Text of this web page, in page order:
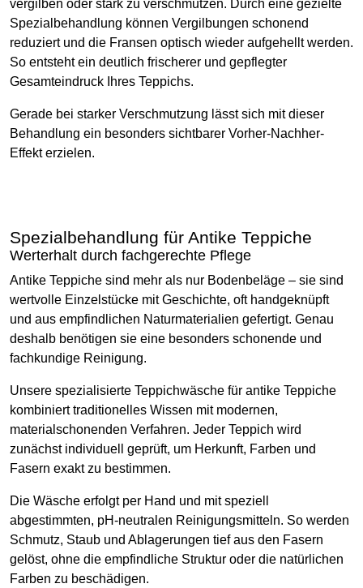
vergilben oder stark zu verschmutzen. Durch eine gezielte
Spezialbehandlung können Vergilbungen schonend
reduziert und die Fransen optisch wieder aufgehellt werden.
So entsteht ein deutlich frischerer und gepflegter
Gesamteindruck Ihres Teppichs.
Gerade bei starker Verschmutzung lässt sich mit dieser
Behandlung ein besonders sichtbarer Vorher-Nachher-
Effekt erzielen.
Spezialbehandlung für Antike Teppiche
Werterhalt durch fachgerechte Pflege
Antike Teppiche sind mehr als nur Bodenbeläge – sie sind
wertvolle Einzelstücke mit Geschichte, oft handgeknüpft
und aus empfindlichen Naturmaterialien gefertigt. Genau
deshalb benötigen sie eine besonders schonende und
fachkundige Reinigung.
Unsere spezialisierte Teppichwäsche für antike Teppiche
kombiniert traditionelles Wissen mit modernen,
materialschonenden Verfahren. Jeder Teppich wird
zunächst individuell geprüft, um Herkunft, Farben und
Fasern exakt zu bestimmen.
Die Wäsche erfolgt per Hand und mit speziell
abgestimmten, pH-neutralen Reinigungsmitteln. So werden
Schmutz, Staub und Ablagerungen tief aus den Fasern
gelöst, ohne die empfindliche Struktur oder die natürlichen
Farben zu beschädigen.